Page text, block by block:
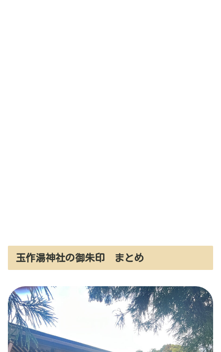
玉作湯神社の御朱印 まとめ